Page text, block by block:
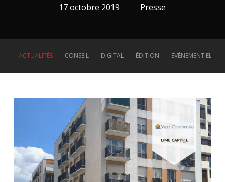
17 octobre 2019 Presse
ACTUALITÉS CONSEIL DIGITAL ÉDITION ÉVÉNEMENTIEL